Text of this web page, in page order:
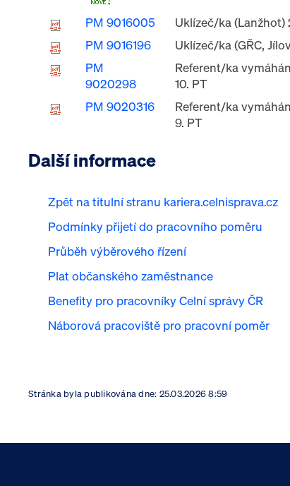
PM 9016005 Uklízeč/ka (Lanžhot)
PM 9016196
Uklízeč/ka (GŘC,
PM
9020298
Referent/ka
10. PT
PM 9020316
Referent/ka
9. PT
Další informace
Zpět na titulní stranu kariera.celnisprava.cz
Podmínky přijetí do pracovního poměru
Průběh výběrového řízení
Plat občanského zaměstnance
Benefity pro pracovníky Celní správy ČR
Náborová pracoviště pro pracovní poměr
Stránka byla publikována dne: 25.03.2026 8:59